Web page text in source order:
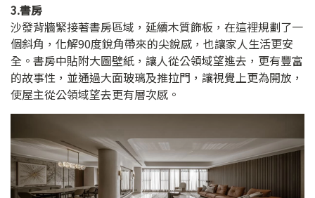
3.書房
沙發背牆緊接著書房區域，延續木質飾板，在這裡規劃了一
個斜角，化解90度銳角帶來的尖銳感，也讓家人生活更安
全。書房中貼附大圖壁紙，讓人從公領域望進去，更有豐富
的故事性，並通過大面玻璃及推拉門，讓視覺上更為開放，
使屋主從公領域望去更有層次感。